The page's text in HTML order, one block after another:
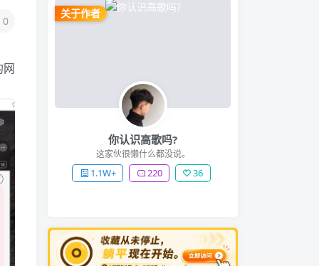
0
网
关于作者
你认识高歌吗?
这家伙很懒什么都没说。
1.1W+ 220 36